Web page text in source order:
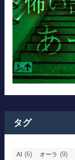
タグ
AI (6) オーラ (9)